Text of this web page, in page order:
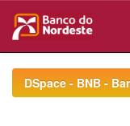
navigationDSpace - BNB -